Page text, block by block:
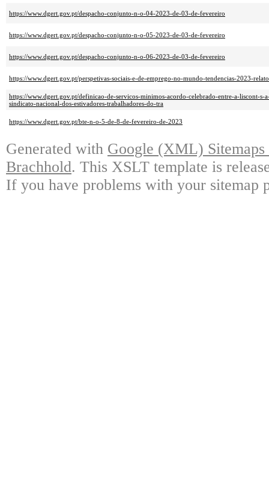
https://www.dgert.gov.pt/despacho-conjunto-n-o-04-2023-de-03-de-fevereiro
https://www.dgert.gov.pt/despacho-conjunto-n-o-05-2023-de-03-de-fevereiro
https://www.dgert.gov.pt/despacho-conjunto-n-o-06-2023-de-03-de-fevereiro
https://www.dgert.gov.pt/perspetivas-sociais-e-de-emprego-no-mundo-tendencias-2023-
https://www.dgert.gov.pt/definicao-de-servicos-minimos-acordo-celebrado-entre-a-liscont-s-
sindicato-nacional-dos-estivadores-trabalhadores-do-tra
https://www.dgert.gov.pt/bte-n-o-5-de-8-de-fevereiro-de-2023
Generated with Google (XML)
Brachhold. This XSLT template is
If you have problems with your sitemap